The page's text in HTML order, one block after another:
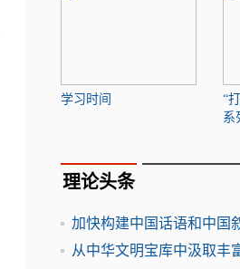
学习时间
“
系
理论头条
加快构建中国话语和中国
从中华文明宝库中汲取丰